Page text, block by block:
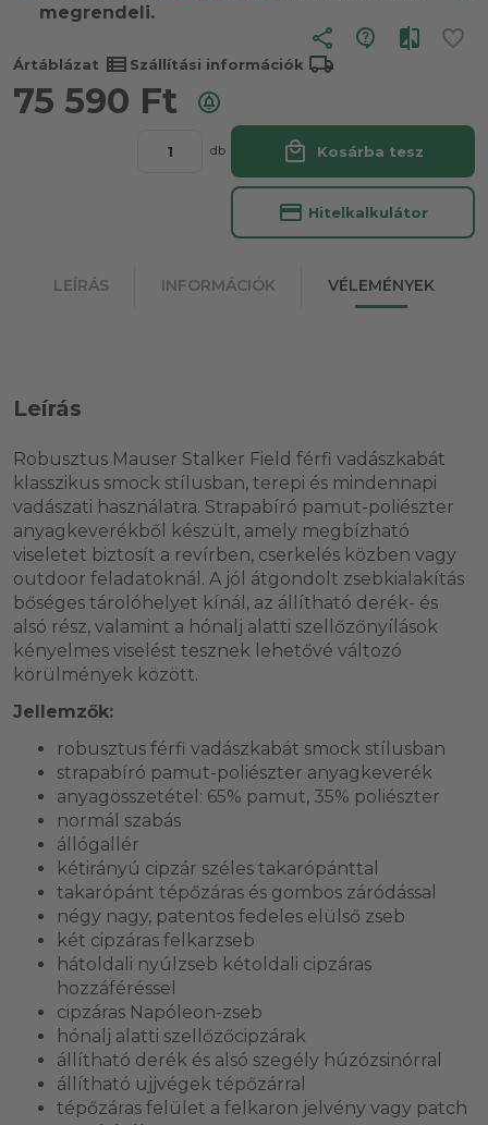
megrendeli.
share
Ártáblázat view_list Szállítási információk local_shipping
75 590 Ft
db local_mall Kosárba tesz
credit_card Hitelkalkulátor
LEÍRÁS INFORMÁCIÓK VÉLEMÉNYEK
Leírás
Robusztus Mauser Stalker Field férfi vadászkabát
klasszikus smock stílusban, terepi és mindennapi
vadászati használatra. Strapabíró pamut-poliészter
anyagkeverékből készült, amely megbízható
viseletet biztosít a revírben, cserkelés közben vagy
outdoor feladatoknál. A jól átgondolt zsebkialakítás
bőséges tárolóhelyet kínál, az állítható derék- és
alsó rész, valamint a hónalj alatti szellőzőnyílások
kényelmes viselést tesznek lehetővé változó
körülmények között.
Jellemzők:
robusztus férfi vadászkabát smock stílusban
strapabíró pamut-poliészter anyagkeverék
anyagösszetétel: 65% pamut, 35% poliészter
normál szabás
állógallér
kétirányú cipzár széles takarópánttal
takarópánt tépőzáras és gombos záródással
négy nagy, patentos fedeles elülső zseb
két cipzáras felkarzseb
hátoldali nyúlzseb kétoldali cipzáras
hozzáféréssel
cipzáras Napóleon-zseb
hónalj alatti szellőzőcipzárak
állítható derék és alsó szegély húzózsinórral
állítható ujjvégek tépőzárral
tépőzáras felület a felkaron jelvény vagy patch